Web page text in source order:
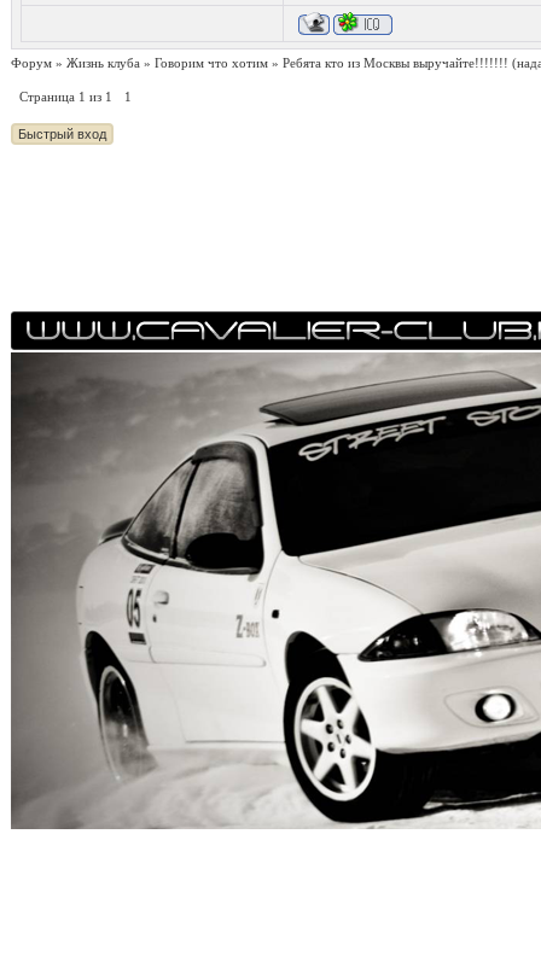
Форум » Жизнь клуба » Говорим что хотим » Ребята кто из Москвы выручайте!!!!!!!
Страница 1 из 1 1